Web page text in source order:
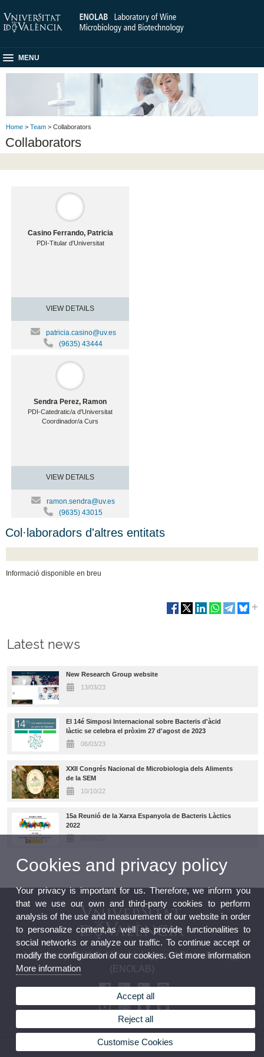
MENU
Home > Team > Collaborators
Collaborators
Casino Ferrando, Patricia
PDI-Titular d'Universitat
VIEW DETAILS
patricia.casino@uv.es
(9635) 43444
Sendra Perez, Ramon
PDI-Catedratic/a d'Universitat
Coordinador/a Curs
VIEW DETAILS
ramon.sendra@uv.es
(9635) 43015
Col·laboradors d'altres entitats
Informació disponible en breu
Latest news
New Research Group website
13/03/23
El 14é Simposi Internacional sobre Bacteris d'àcid
làctic se celebra el pròxim 27 d'agost de 2023
06/03/23
XXII Congrés Nacional de Microbiologia dels Aliments
de la SEM
10/10/22
15a Reunió de la Xarxa Espanyola de Bacteris Làctics
2022
Laboratory of Wine Microbiology and Biotechnology
(ENOLAB)
© 2026 UV. - C/ Dr. Moliner, 50, 46100 Burjassot. UV phone +34 963 544 518
Cookies and privacy policy
Your privacy is important for us. Therefore, we inform you
that we use our own and third-party cookies to perform
analysis of the use and measurement of our website in order
to personalize content,as well as provide functionalities to
social networks or analyze our traffic. To continue accept or
modify the configuration of our cookies. Get more information
More information
Accept all
Reject all
Customise Cookies